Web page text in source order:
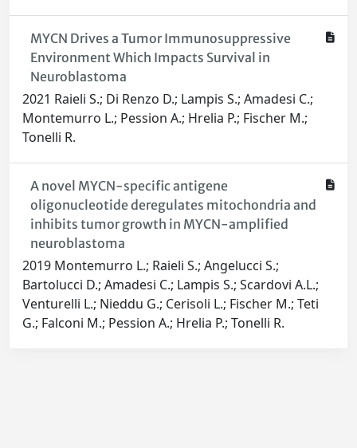
MYCN Drives a Tumor Immunosuppressive
Environment Which Impacts Survival in
Neuroblastoma
2021 Raieli S.; Di Renzo D.; Lampis S.; Amadesi C.;
Montemurro L.; Pession A.; Hrelia P.; Fischer M.;
Tonelli R.
A novel MYCN-specific antigene
oligonucleotide deregulates mitochondria and
inhibits tumor growth in MYCN-amplified
neuroblastoma
2019 Montemurro L.; Raieli S.; Angelucci S.;
Bartolucci D.; Amadesi C.; Lampis S.; Scardovi A.L.;
Venturelli L.; Nieddu G.; Cerisoli L.; Fischer M.; Teti
G.; Falconi M.; Pession A.; Hrelia P.; Tonelli R.